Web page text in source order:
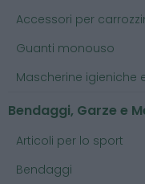
Accessori per
Guanti monouso
Mascherine
Bendaggi, Garze e
Articoli per lo sport
Bendaggi